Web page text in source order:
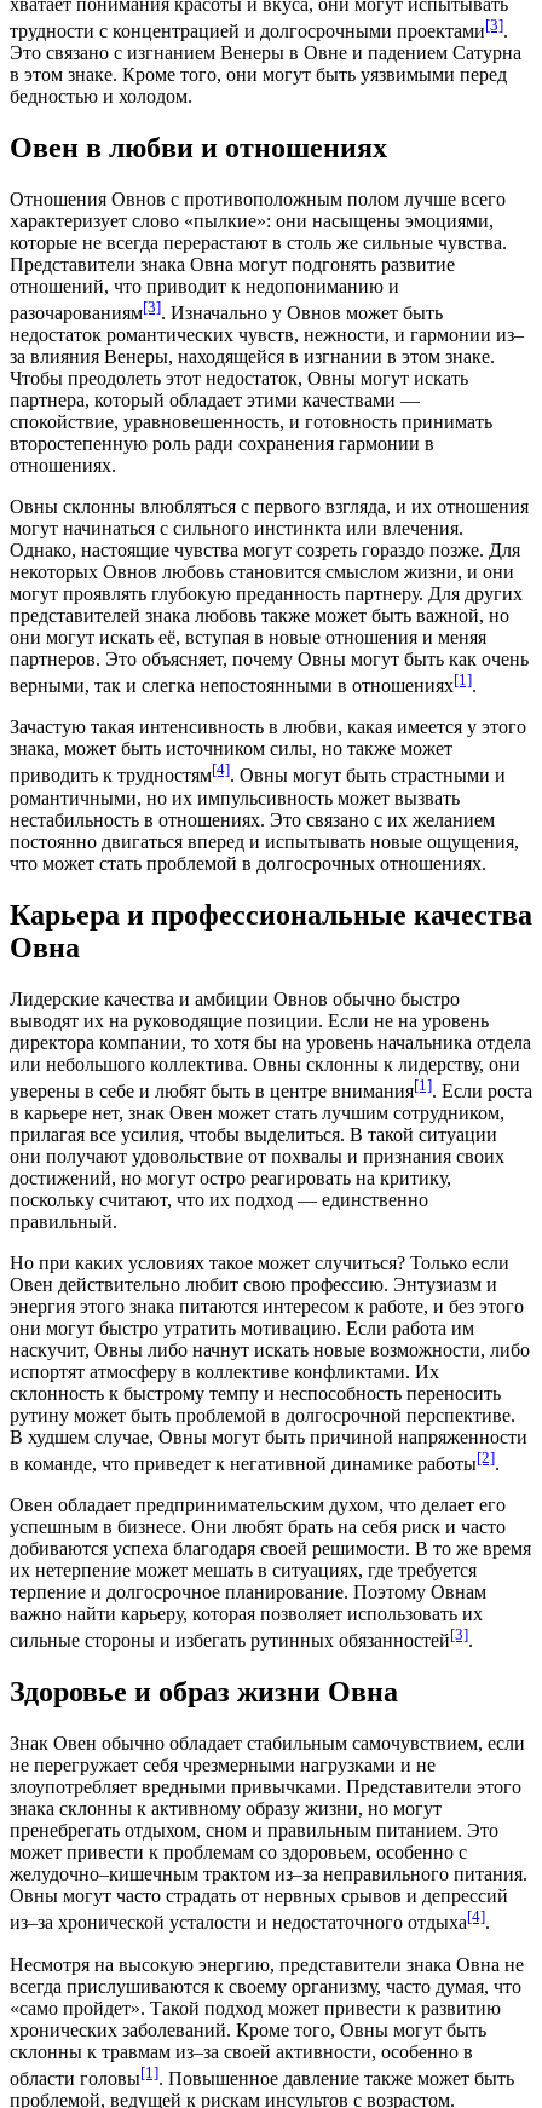
трудности с концентрацией и долгосрочными проектами[3].
Это связано с изгнанием Венеры в Овне и падением Сатурна
в этом знаке. Кроме того, они могут быть уязвимыми перед
бедностью и холодом.
Овен в любви и отношениях
Отношения Овнов с противоположным полом лучше всего
характеризует слово «пылкие»: они насыщены эмоциями,
которые не всегда перерастают в столь же сильные чувства.
Представители знака Овна могут подгонять развитие
отношений, что приводит к недопониманию и
разочарованиям[3]. Изначально у Овнов может быть
недостаток романтических чувств, нежности, и гармонии из‒
за влияния Венеры, находящейся в изгнании в этом знаке.
Чтобы преодолеть этот недостаток, Овны могут искать
партнера, который обладает этими качествами —
спокойствие, уравновешенность, и готовность принимать
второстепенную роль ради сохранения гармонии в
отношениях.
Овны склонны влюбляться с первого взгляда, и их отношения
могут начинаться с сильного инстинкта или влечения.
Однако, настоящие чувства могут созреть гораздо позже. Для
некоторых Овнов любовь становится смыслом жизни, и они
могут проявлять глубокую преданность партнеру. Для других
представителей знака любовь также может быть важной, но
они могут искать её, вступая в новые отношения и меняя
партнеров. Это объясняет, почему Овны могут быть как очень
верными, так и слегка непостоянными в отношениях[1].
Зачастую такая интенсивность в любви, какая имеется у этого
знака, может быть источником силы, но также может
приводить к трудностям[4]. Овны могут быть страстными и
романтичными, но их импульсивность может вызвать
нестабильность в отношениях. Это связано с их желанием
постоянно двигаться вперед и испытывать новые ощущения,
что может стать проблемой в долгосрочных отношениях.
Карьера и профессиональные качества
Овна
Лидерские качества и амбиции Овнов обычно быстро
выводят их на руководящие позиции. Если не на уровень
директора компании, то хотя бы на уровень начальника отдела
или небольшого коллектива. Овны склонны к лидерству, они
уверены в себе и любят быть в центре внимания[1]. Если роста
в карьере нет, знак Овен может стать лучшим сотрудником,
прилагая все усилия, чтобы выделиться. В такой ситуации
они получают удовольствие от похвалы и признания своих
достижений, но могут остро реагировать на критику,
поскольку считают, что их подход — единственно
правильный.
Но при каких условиях такое может случиться? Только если
Овен действительно любит свою профессию. Энтузиазм и
энергия этого знака питаются интересом к работе, и без этого
они могут быстро утратить мотивацию. Если работа им
наскучит, Овны либо начнут искать новые возможности, либо
испортят атмосферу в коллективе конфликтами. Их
склонность к быстрому темпу и неспособность переносить
рутину может быть проблемой в долгосрочной перспективе.
В худшем случае, Овны могут быть причиной напряженности
в команде, что приведет к негативной динамике работы[2].
Овен обладает предпринимательским духом, что делает его
успешным в бизнесе. Они любят брать на себя риск и часто
добиваются успеха благодаря своей решимости. В то же время
их нетерпение может мешать в ситуациях, где требуется
терпение и долгосрочное планирование. Поэтому Овнам
важно найти карьеру, которая позволяет использовать их
сильные стороны и избегать рутинных обязанностей[3].
Здоровье и образ жизни Овна
Знак Овен обычно обладает стабильным самочувствием, если
не перегружает себя чрезмерными нагрузками и не
злоупотребляет вредными привычками. Представители этого
знака склонны к активному образу жизни, но могут
пренебрегать отдыхом, сном и правильным питанием. Это
может привести к проблемам со здоровьем, особенно с
желудочно‒кишечным трактом из‒за неправильного питания.
Овны могут часто страдать от нервных срывов и депрессий
из‒за хронической усталости и недостаточного отдыха[4].
Несмотря на высокую энергию, представители знака Овна не
всегда прислушиваются к своему организму, часто думая, что
«само пройдет». Такой подход может привести к развитию
хронических заболеваний. Кроме того, Овны могут быть
склонны к травмам из‒за своей активности, особенно в
области головы[1]. Повышенное давление также может быть
проблемой, ведущей к рискам инсультов с возрастом.